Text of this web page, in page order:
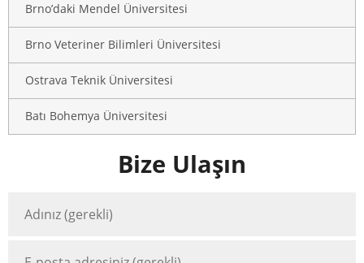
Brno’daki Mendel Üniversitesi
Brno Veteriner Bilimleri Üniversitesi
Ostrava Teknik Üniversitesi
Batı Bohemya Üniversitesi
Bize Ulaşın